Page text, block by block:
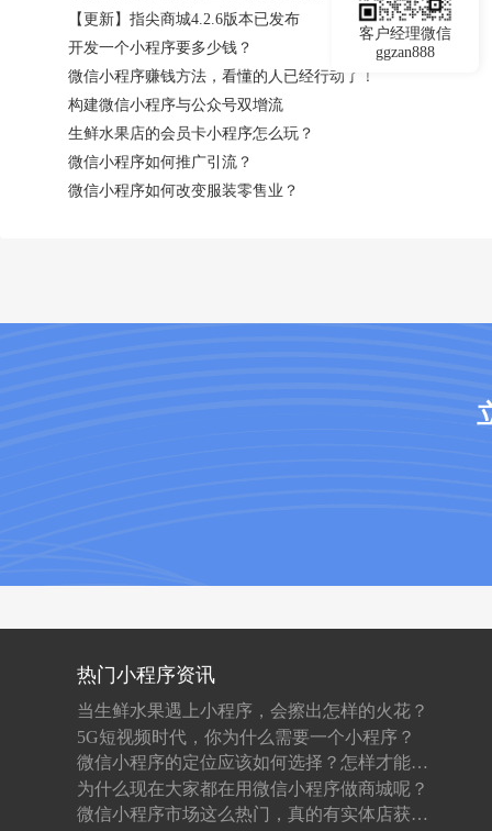
【更新】指尖商城4.2.6版本已发布
开发一个小程序要多少钱？
微信小程序赚钱方法，看懂的人已经行动了！
构建微信小程序与公众号双增流
生鲜水果店的会员卡小程序怎么玩？
微信小程序如何推广引流？
微信小程序如何改变服装零售业？
客户经理微信
ggzan888
热门小程序资讯
当生鲜水果遇上小程序，会擦出怎样的火花？
5G短视频时代，你为什么需要一个小程序？
微信小程序的定位应该如何选择？怎样才能做到吸粉？
为什么现在大家都在用微信小程序做商城呢？
微信小程序市场这么热门，真的有实体店获利吗？